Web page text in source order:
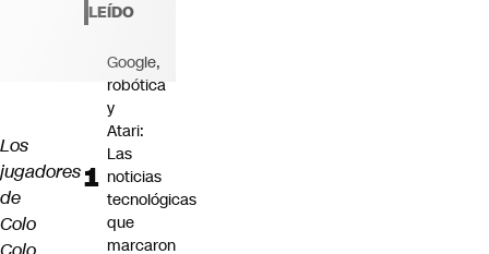
Los
jugadores
de
Colo
LEÍDO
Google,
robótica
y
Atari:
Las
noticias
tecnológicas
que
marcaron